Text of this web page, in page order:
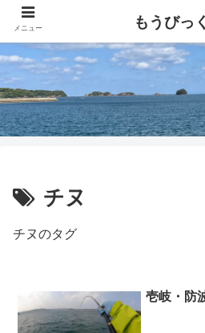
壱岐出身釣り好きサラリ
チヌ
チヌのタグ
壱岐・防
メニュー もうびっ